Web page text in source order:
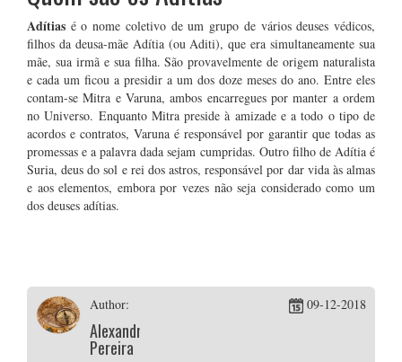
Adítias é o nome coletivo de um grupo de vários deuses védicos,
filhos da deusa-mãe Adítia (ou Aditi), que era simultaneamente sua
mãe, sua irmã e sua filha. São provavelmente de origem naturalista
e cada um ficou a presidir a um dos doze meses do ano. Entre eles
contam-se Mitra e Varuna, ambos encarregues por manter a ordem
no Universo. Enquanto Mitra preside à amizade e a todo o tipo de
acordos e contratos, Varuna é responsável por garantir que todas as
promessas e a palavra dada sejam cumpridas. Outro filho de Adítia é
Suria, deus do sol e rei dos astros, responsável por dar vida às almas
e aos elementos, embora por vezes não seja considerado como um
dos deuses adítias.
Author:
Alexandre
Pereira
09-12-2018